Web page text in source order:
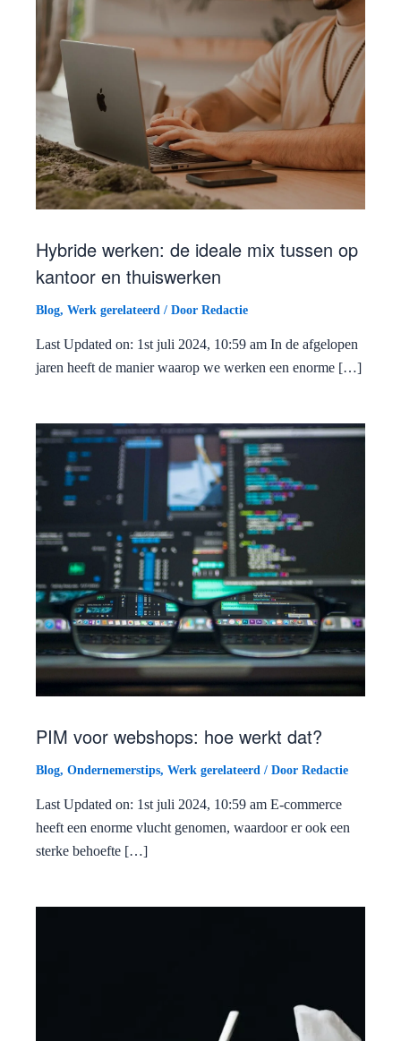
Hybride werken: de ideale mix tussen op
kantoor en thuiswerken
Blog, Werk gerelateerd / Door Redactie
Last Updated on: 1st juli 2024, 10:59 am In de afgelopen
jaren heeft de manier waarop we werken een enorme […]
PIM voor webshops: hoe werkt dat?
Blog, Ondernemerstips, Werk gerelateerd / Door Redactie
Last Updated on: 1st juli 2024, 10:59 am E-commerce
heeft een enorme vlucht genomen, waardoor er ook een
sterke behoefte […]